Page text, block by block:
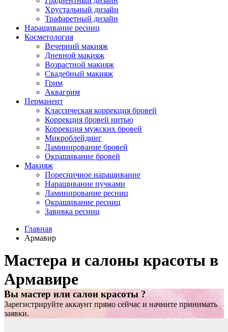
Хрустальный дизайн
Трафаретный дизайн
Наращивание ресниц
Косметология
Вечерний макияж
Дневной макияж
Возрастной макияж
Свадебный макияж
Грим
Аквагрим
Перманент
Классическая коррекция бровей
Коррекция бровей нитью
Коррекция мужских бровей
Микроблейдинг
Ламинирование бровей
Окрашивание бровей
Макияж
Поресничное наращивание
Наращивание пучками
Ламинирование ресниц
Окрашивание ресниц
Завивка ресниц
Главная
Армавир
Мастера и салоны красоты в
Армавире
Вы мастер или салон красоты ?
Зарегистрируйте аккаунт прямо сейчас и начните принимать
заявки.